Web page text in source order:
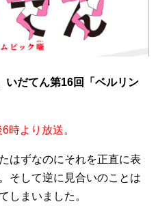
いだてん第16回「ベルリン
時より放送。
はずなのにそれを正直に表
そして逆に見合いのことは
しまいました。